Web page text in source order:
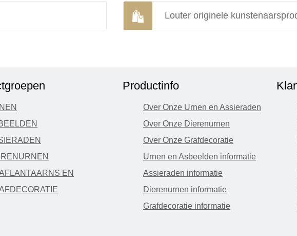
Louter originele
EN
Productinfo
Over Onze Urnen en Assieraden
Over Onze Dierenurnen
Over Onze Grafdecoratie
Urnen en Asbeelden informatie
Assieraden informatie
Dierenurnen informatie
Grafdecoratie informatie